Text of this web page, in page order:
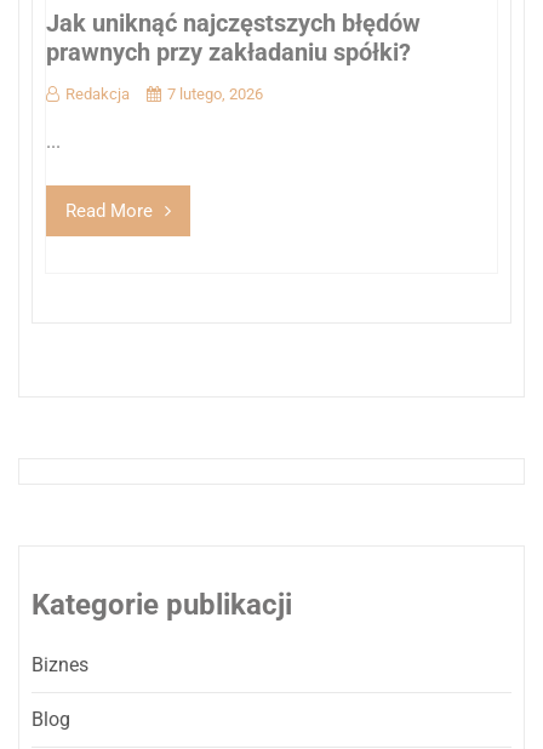
Jak uniknąć najczęstszych błędów
prawnych przy zakładaniu spółki?
Redakcja 7 lutego, 2026
...
Read More
Kategorie publikacji
Biznes
Blog